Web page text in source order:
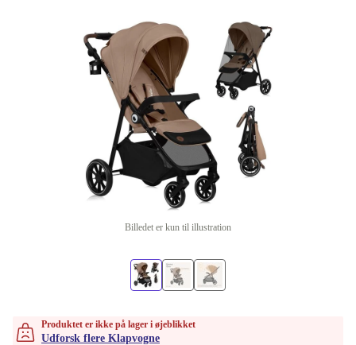
Billedet er kun til illustration
Produktet er ikke på lager i øjeblikket
Udforsk flere Klapvogne